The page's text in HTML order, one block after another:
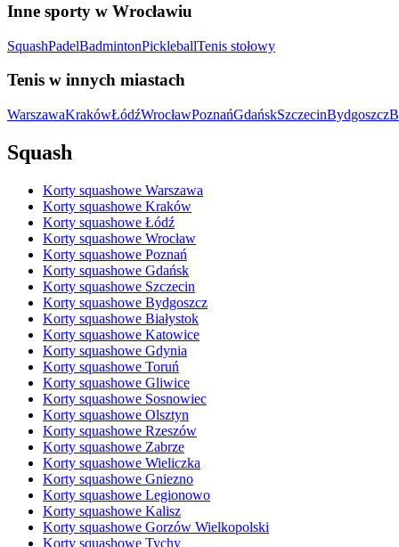
Inne sporty w Wrocławiu
SquashPadelBadmintonPickleballTenis stołowy
Tenis w innych miastach
WarszawaKrakówŁódźWrocławPoznańGdańskSzczecinBydgoszcz
Squash
Korty squashowe Warszawa
Korty squashowe Kraków
Korty squashowe Łódź
Korty squashowe Wrocław
Korty squashowe Poznań
Korty squashowe Gdańsk
Korty squashowe Szczecin
Korty squashowe Bydgoszcz
Korty squashowe Białystok
Korty squashowe Katowice
Korty squashowe Gdynia
Korty squashowe Toruń
Korty squashowe Gliwice
Korty squashowe Sosnowiec
Korty squashowe Olsztyn
Korty squashowe Rzeszów
Korty squashowe Zabrze
Korty squashowe Wieliczka
Korty squashowe Gniezno
Korty squashowe Legionowo
Korty squashowe Kalisz
Korty squashowe Gorzów Wielkopolski
Korty squashowe Tychy